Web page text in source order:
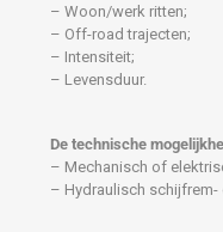
– Woon/werk ritten;
– Off-road trajecten;
– Intensiteit;
– Levensduur.
De technische
– Mechanisch of
– Hydraulisch